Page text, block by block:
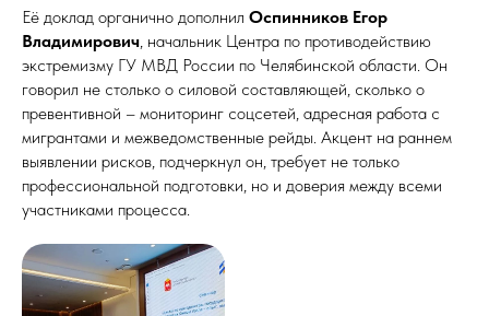
Её доклад органично дополнил Оспинников Егор
Владимирович, начальник Центра по противодействию
экстремизму ГУ МВД России по Челябинской области. Он
говорил не столько о силовой составляющей, сколько о
превентивной – мониторинг соцсетей, адресная работа с
мигрантами и межведомственные рейды. Акцент на раннем
выявлении рисков, подчеркнул он, требует не только
профессиональной подготовки, но и доверия между всеми
участниками процесса.